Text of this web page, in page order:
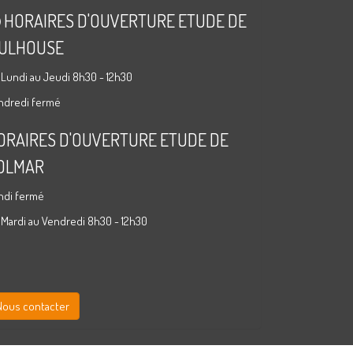
HORAIRES D'OUVERTURE ETUDE DE
au Jeudi 8h30 - 12h30
fermé
D'OUVERTURE ETUDE DE
fermé
au Vendredi 8h30 - 12h30
contacter